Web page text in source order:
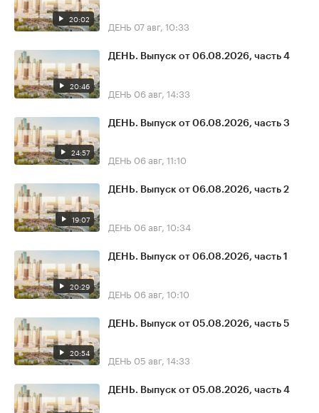
20:02 ДЕНЬ 07 авг, 10:33
20:46
ДЕНЬ. Выпуск от 06.08.2026, часть 4
ДЕНЬ 06 авг, 14:33
24:57
ДЕНЬ. Выпуск от 06.08.2026, часть 3
ДЕНЬ 06 авг, 11:10
19:07
ДЕНЬ. Выпуск от 06.08.2026, часть 2
ДЕНЬ 06 авг, 10:34
20:29
ДЕНЬ. Выпуск от 06.08.2026, часть 1
ДЕНЬ 06 авг, 10:10
20:54
ДЕНЬ. Выпуск от 05.08.2026, часть 5
ДЕНЬ 05 авг, 14:33
ДЕНЬ. Выпуск от 05.08.2026, часть 4